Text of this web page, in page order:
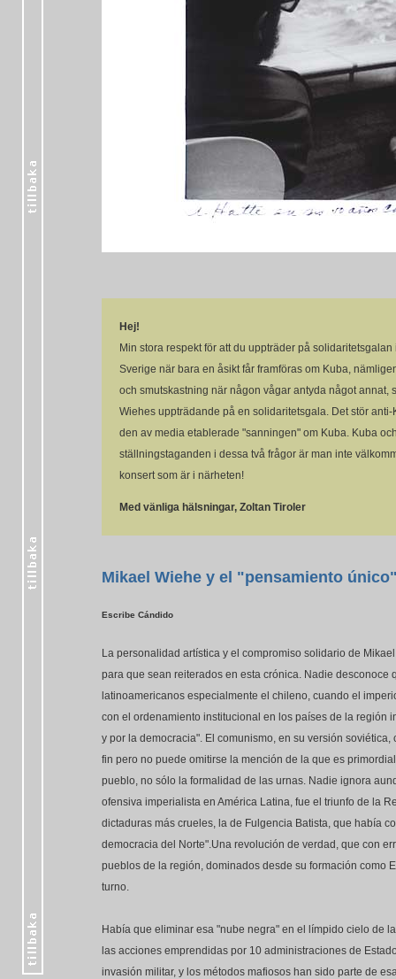
Hej!
Min stora respekt för att du uppträder på
Sverige när bara en åsikt får framföras om Kuba,
och smutskastning när någon vågar antyda något
Wiehes uppträdande på en solidaritetsgala. Det stör
den av media etablerade "sanningen" om Kuba. Kuba
ställningstaganden i dessa två frågor är man inte
konsert som är i närheten!
Med vänliga hälsningar, Zoltan Tiroler
Mikael Wiehe y el "pensamiento
Escribe Cándido
La personalidad artística y el compromiso solidario de
para que sean reiterados en esta crónica. Nadie
latinoamericanos especialmente el chileno, cuando el
con el ordenamiento institucional en los países de la región
y por la democracia". El comunismo, en su versión
fin pero no puede omitirse la mención de la que es
pueblo, no sólo la formalidad de las urnas. Nadie ignora
ofensiva imperialista en América Latina, fue el triunfo de la
dictaduras más crueles, la de Fulgencia Batista, que había
democracia del Norte".Una revolución de verdad, que con
pueblos de la región, dominados desde su formación como
turno.
Había que eliminar esa "nube negra" en el límpido cielo de
las acciones emprendidas por 10 administraciones de
invasión militar, y los métodos mafiosos han sido parte de